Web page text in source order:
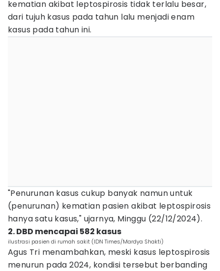
kematian akibat leptospirosis tidak terlalu besar,
dari tujuh kasus pada tahun lalu menjadi enam
kasus pada tahun ini.
"Penurunan kasus cukup banyak namun untuk
(penurunan) kematian pasien akibat leptospirosis
hanya satu kasus," ujarnya, Minggu (22/12/2024).
2. DBD mencapai 582 kasus
ilustrasi pasien di rumah sakit (IDN Times/Mardya Shakti)
Agus Tri menambahkan, meski kasus leptospirosis
menurun pada 2024, kondisi tersebut berbanding